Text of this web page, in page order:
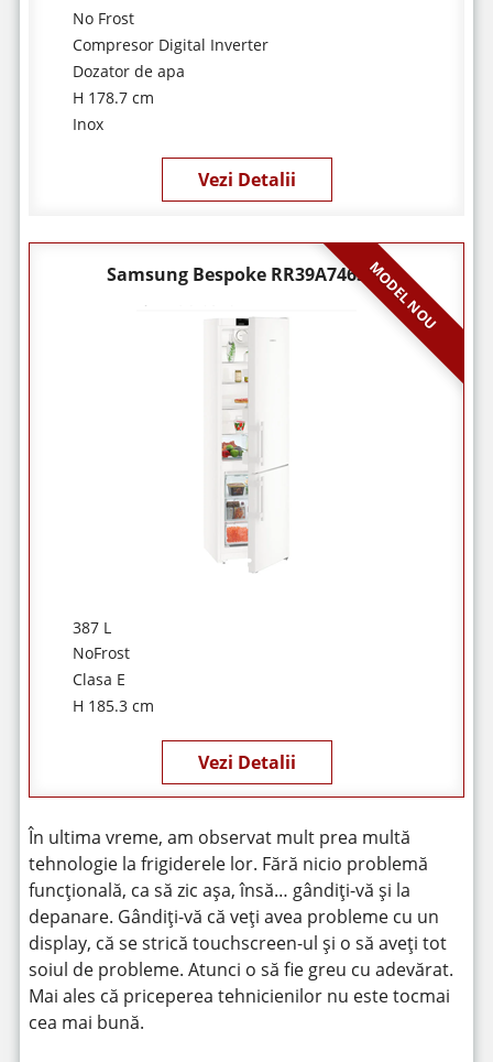
No Frost
Compresor Digital Inverter
Dozator de apa
H 178.7 cm
Inox
Vezi Detalii
MODEL NOU
Samsung Bespoke RR39A746322
387 L
NoFrost
Clasa E
H 185.3 cm
Vezi Detalii
În ultima vreme, am observat mult prea multă
tehnologie la frigiderele lor. Fără nicio problemă
funcțională, ca să zic așa, însă… gândiți-vă și la
depanare. Gândiți-vă că veți avea probleme cu un
display, că se strică touchscreen-ul și o să aveți tot
soiul de probleme. Atunci o să fie greu cu adevărat.
Mai ales că priceperea tehnicienilor nu este tocmai
cea mai bună.